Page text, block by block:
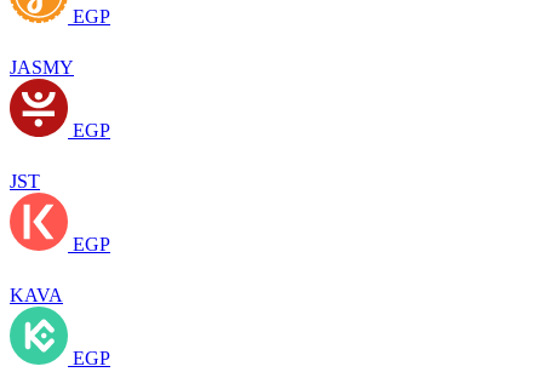
EGP
JASMY
EGP
JST
EGP
KAVA
EGP